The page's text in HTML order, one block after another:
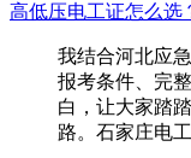
高低压电工证怎么选
我结合河北应
报考条件、完
白，让大家踏
路。石家庄电